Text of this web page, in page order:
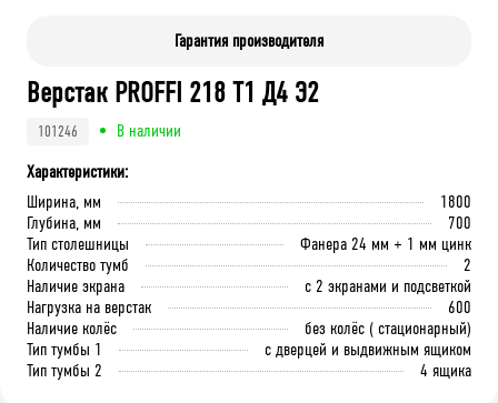
Гарантия производителя
Верстак PROFFI 218 Т1 Д4 Э2
101246
В наличии
Характеристики:
Ширина, мм
1800
Глубина, мм
700
Тип столешницы
Фанера 24 мм + 1 мм цинк
Количество тумб
2
Наличие экрана
с 2 экранами и подсветкой
Нагрузка на верстак
600
Наличие колёс
без колёс ( стационарный)
Тип тумбы 1
с дверцей и выдвижным ящиком
Тип тумбы 2
4 ящика